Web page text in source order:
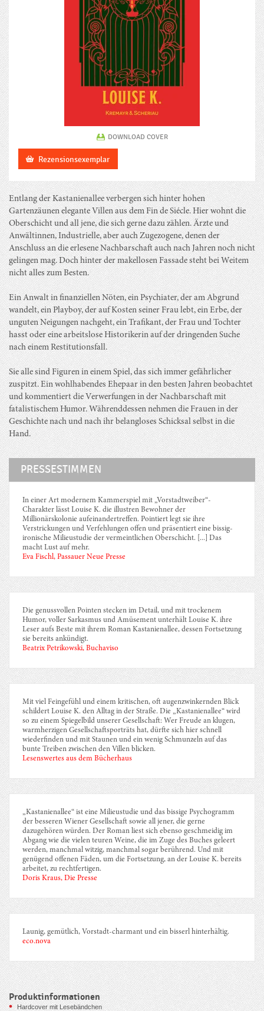
DOWNLOAD COVER
Rezensionsexemplar
Entlang der Kastanienallee verbergen sich hinter hohen
Gartenzäunen elegante Villen aus dem Fin de Siécle. Hier wohnt die
Oberschicht und all jene, die sich gerne dazu zählen. Ärzte und
Anwältinnen, Industrielle, aber auch Zugezogene, denen der
Anschluss an die erlesene Nachbarschaft auch nach Jahren noch nicht
gelingen mag. Doch hinter der makellosen Fassade steht bei Weitem
nicht alles zum Besten.
Ein Anwalt in finanziellen Nöten, ein Psychiater, der am Abgrund
wandelt, ein Playboy, der auf Kosten seiner Frau lebt, ein Erbe, der
unguten Neigungen nachgeht, ein Trafikant, der Frau und Tochter
hasst oder eine arbeitslose Historikerin auf der dringenden Suche
nach einem Restitutionsfall.
Sie alle sind Figuren in einem Spiel, das sich immer gefährlicher
zuspitzt. Ein wohlhabendes Ehepaar in den besten Jahren beobachtet
und kommentiert die Verwerfungen in der Nachbarschaft mit
fatalistischem Humor. Währenddessen nehmen die Frauen in der
Geschichte nach und nach ihr belangloses Schicksal selbst in die
Hand.
PRESSESTIMMEN
In einer Art modernem Kammerspiel mit „Vorstadtweiber“-
Charakter lässt Louise K. die illustren Bewohner der
Millionärskolonie aufeinandertreffen. Pointiert legt sie ihre
Verstrickungen und Verfehlungen offen und präsentiert eine bissig-
ironische Milieustudie der vermeintlichen Oberschicht. [...] Das
macht Lust auf mehr.
Eva Fischl, Passauer Neue Presse
Die genussvollen Pointen stecken im Detail, und mit trockenem
Humor, voller Sarkasmus und Amüsement unterhält Louise K. ihre
Leser aufs Beste mit ihrem Roman Kastanienallee, dessen Fortsetzung
sie bereits ankündigt.
Beatrix Petrikowski, Buchaviso
Mit viel Feingefühl und einem kritischen, oft augenzwinkernden Blick
schildert Louise K. den Alltag in der Straße. Die „Kastanienallee“ wird
so zu einem Spiegelbild unserer Gesellschaft: Wer Freude an klugen,
warmherzigen Gesellschaftsporträts hat, dürfte sich hier schnell
wiederfinden und mit Staunen und ein wenig Schmunzeln auf das
bunte Treiben zwischen den Villen blicken.
Lesenswertes aus dem Bücherhaus
„Kastanienallee“ ist eine Milieustudie und das bissige Psychogramm
der besseren Wiener Gesellschaft sowie all jener, die gerne
dazugehören würden. Der Roman liest sich ebenso geschmeidig im
Abgang wie die vielen teuren Weine, die im Zuge des Buches geleert
werden, manchmal witzig, manchmal sogar berührend. Und mit
genügend offenen Fäden, um die Fortsetzung, an der Louise K. bereits
arbeitet, zu rechtfertigen.
Doris Kraus, Die Presse
Launig, gemütlich, Vorstadt-charmant und ein bisserl hinterhältig.
eco.nova
Produktinformationen
Hardcover mit Lesebändchen